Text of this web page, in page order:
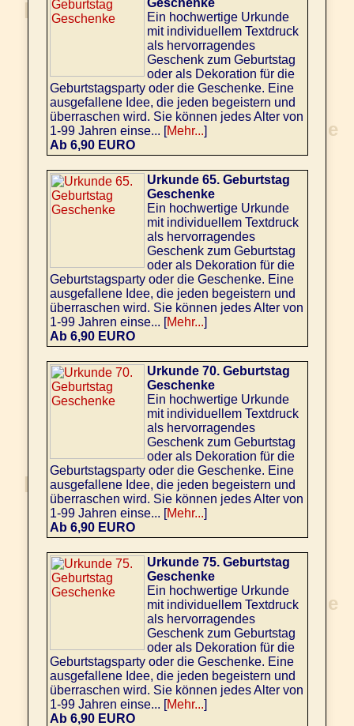
Geschenke
Ein hochwertige Urkunde
mit individuellem Textdruck
als hervorragendes
Geschenk zum Geburtstag
oder als Dekoration für die
Geburtstagsparty oder die Geschenke. Eine
ausgefallene Idee, die jeden begeistern und
überraschen wird. Sie können jedes Alter von
1-99 Jahren einse... [Mehr...]
Ab 6,90 EURO
Urkunde 65. Geburtstag
Geschenke
Ein hochwertige Urkunde
mit individuellem Textdruck
als hervorragendes
Geschenk zum Geburtstag
oder als Dekoration für die
Geburtstagsparty oder die Geschenke. Eine
ausgefallene Idee, die jeden begeistern und
überraschen wird. Sie können jedes Alter von
1-99 Jahren einse... [Mehr...]
Ab 6,90 EURO
Urkunde 70. Geburtstag
Geschenke
Ein hochwertige Urkunde
mit individuellem Textdruck
als hervorragendes
Geschenk zum Geburtstag
oder als Dekoration für die
Geburtstagsparty oder die Geschenke. Eine
ausgefallene Idee, die jeden begeistern und
überraschen wird. Sie können jedes Alter von
1-99 Jahren einse... [Mehr...]
Ab 6,90 EURO
Urkunde 75. Geburtstag
Geschenke
Ein hochwertige Urkunde
mit individuellem Textdruck
als hervorragendes
Geschenk zum Geburtstag
oder als Dekoration für die
Geburtstagsparty oder die Geschenke. Eine
ausgefallene Idee, die jeden begeistern und
überraschen wird. Sie können jedes Alter von
1-99 Jahren einse... [Mehr...]
Ab 6,90 EURO